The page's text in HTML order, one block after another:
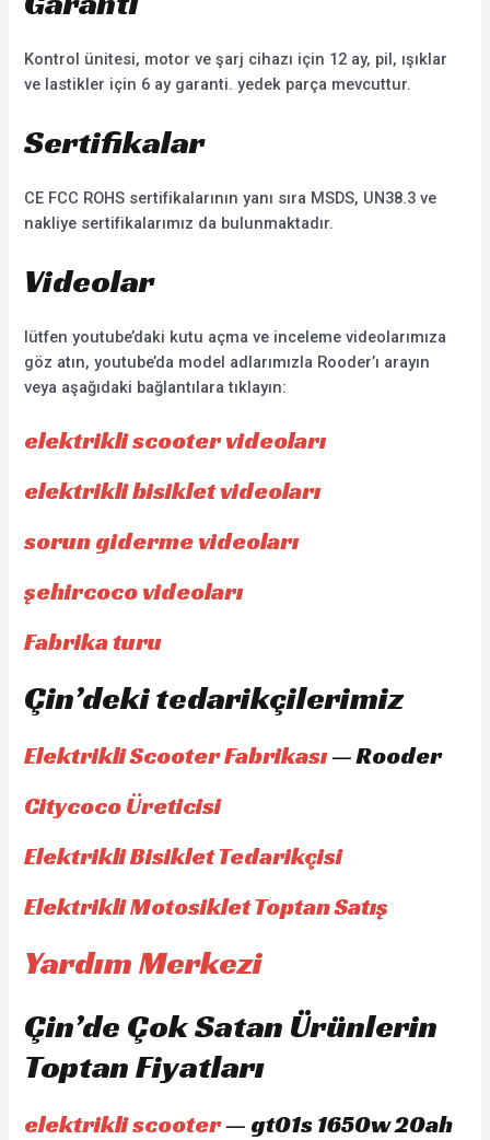
Kontrol ünitesi, motor ve şarj cihazı için 12 ay, pil, ışıklar
ve lastikler için 6 ay garanti. yedek parça mevcuttur.
Sertifikalar
CE FCC ROHS sertifikalarının yanı sıra MSDS, UN38.3 ve
nakliye sertifikalarımız da bulunmaktadır.
Videolar
lütfen youtube’daki kutu açma ve inceleme videolarımıza
göz atın, youtube’da model adlarımızla Rooder’ı arayın
veya aşağıdaki bağlantılara tıklayın:
elektrikli scooter videoları
elektrikli bisiklet videoları
sorun giderme videoları
şehircoco videoları
Fabrika turu
Çin’deki tedarikçilerimiz
Elektrikli Scooter Fabrikası— Rooder
Citycoco Üreticisi
Elektrikli Bisiklet Tedarikçisi
Elektrikli Motosiklet Toptan Satış
Yardım Merkezi
Çin’de Çok Satan Ürünlerin
Toptan Fiyatları
elektrikli scooter— gt01s 1650w 20ah